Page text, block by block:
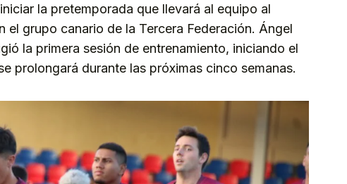
la pretemporada que llevará al equipo al
el grupo canario de la Tercera Federación. Ángel
la primera sesión de entrenamiento, iniciando el
prolongará durante las próximas cinco semanas.